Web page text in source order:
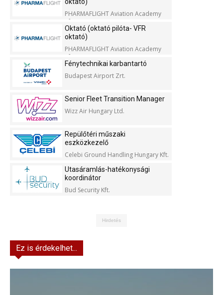
PHARMAFLIGHT Aviation Academy
Kft.
Oktató (oktató pilóta- VFR
oktató)
PHARMAFLIGHT Aviation Academy
Kft.
Fénytechnikai karbantartó
Budapest Airport Zrt.
Senior Fleet Transition Manager
Wizz Air Hungary Ltd.
Repülőtéri műszaki
eszközkezelő
Celebi Ground Handling Hungary Kft.
Utasáramlás-hatékonysági
koordinátor
Bud Security Kft.
Hirdetés
Ez is érdekelhet...